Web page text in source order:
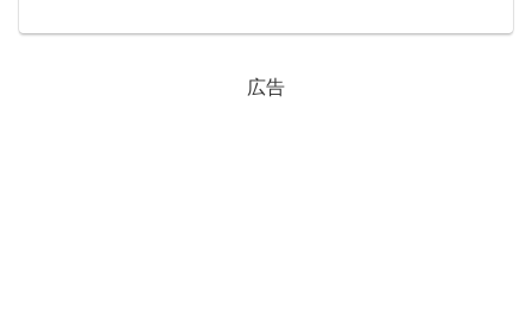
広告